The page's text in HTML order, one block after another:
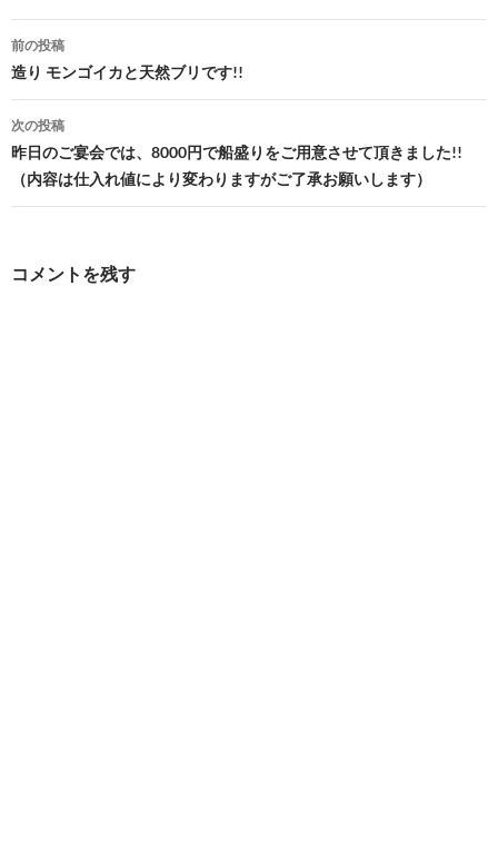
投
稿
ナ
ビ
ゲ
シ
前の投稿
造り モンゴイカと天然ブリです!!
次の投稿
昨日のご宴会では、8000円で船盛りをご用意させて頂きました!!
（内容は仕入れ値により変わりますがご了承お願いします）
コメントを残す